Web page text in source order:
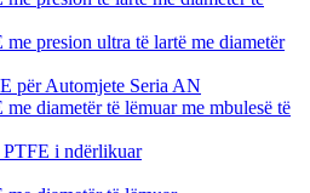
me presion ultra të lartë me diametër
për Automjete Seria AN
diametër të lëmuar me mbulesë të
PTFE i ndërlikuar